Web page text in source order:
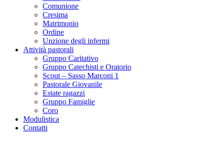
Comunione
Cresima
Matrimonio
Ordine
Unzione degli infermi
Attività pastorali
Gruppo Caritativo
Gruppo Catechisti e Oratorio
Scout – Sasso Marconi 1
Pastorale Giovanile
Estate ragazzi
Gruppo Famiglie
Coro
Modulistica
Contatti